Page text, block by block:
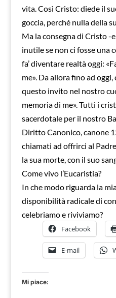
vita. Così Cristo: diede il
goccia, perché nulla della
Ma la consegna di Cristo -
inutile se non ci fosse una
fa’ diventare realtà oggi:
me». Da allora fino ad
questo invito nel nostro
memoria di me». Tutti i
sacerdotale per il nostro
Diritto Canonico, canone
chiamati ad offrirci al
la sua morte, con il suo
Come vivo l’Eucaristia?
In che modo riguarda la
disponibilità radicale di
celebriamo e riviviamo?
Facebook
E-mail
Mi piace: